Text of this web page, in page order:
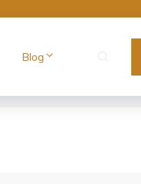
Blog